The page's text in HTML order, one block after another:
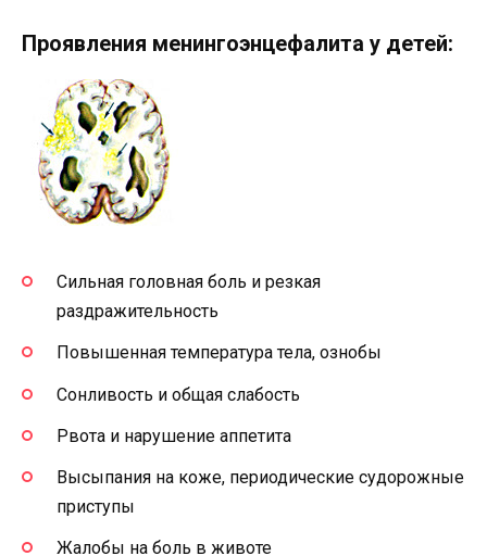
Проявления менингоэнцефалита у детей:
Сильная головная боль и резкая
раздражительность
Повышенная температура тела, ознобы
Сонливость и общая слабость
Рвота и нарушение аппетита
Высыпания на коже, периодические судорожные
приступы
Жалобы на боль в животе